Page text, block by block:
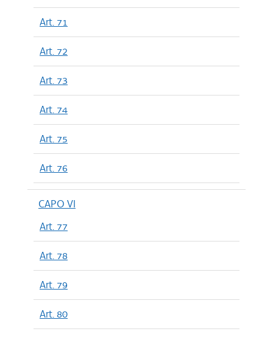
Art. 71
Art. 72
Art. 73
Art. 74
Art. 75
Art. 76
CAPO VI
Art. 77
Art. 78
Art. 79
Art. 80